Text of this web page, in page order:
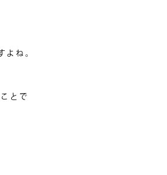
よね。
とで